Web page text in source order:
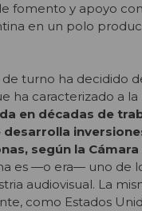
fomento y apoyo
en un polo
turno ha decidido
ha caracterizado a
en décadas de
según la
es —o era— uno de
audiovisual. La
como Estados